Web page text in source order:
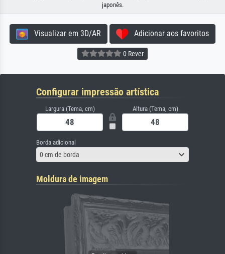
japonês.
Visualizar em 3D/AR Adicionar aos favoritos
0 Rever
Configurar impressão artística
Largura (Tema, cm) Altura (Tema, cm)
Borda adicional
0 cm de borda
Moldura de imagem